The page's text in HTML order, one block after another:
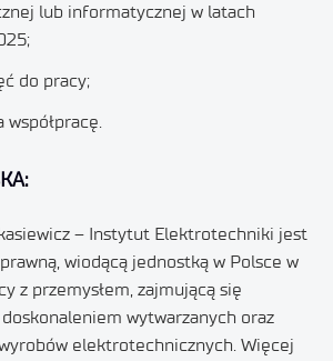
lub informatycznej w latach
do pracy;
współpracę.
– Instytut Elektrotechniki jest
wiodącą jednostką w Polsce w
z przemysłem, zajmującą się
wytwarzanych oraz
elektrotechnicznych. Więcej